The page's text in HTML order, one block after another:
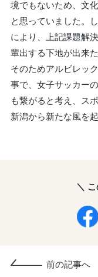
境でもないため、文
と思っていました。
により、上記課題解
輩出する下地が出来
そのためアルビレッ
事で、女子サッカー
も繋がると考え、ス
新潟から新たな風を
＼
前の記事へ